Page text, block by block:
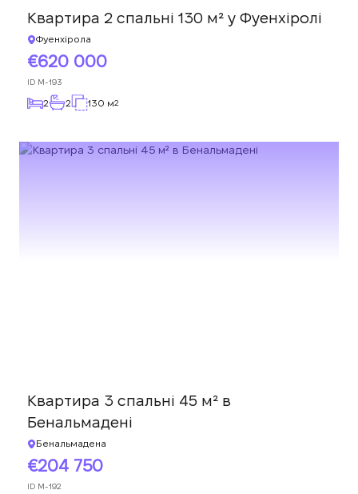
Квартира 2 спальні 130 м² у Фуенхіролі
Фуенхірола
620 000
ID M-193
2 2 130 м2
Квартира 3 спальні 45 м² в
Бенальмадені
Бенальмадена
204 750
ID M-192